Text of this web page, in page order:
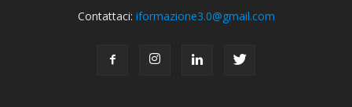
Contattaci: iformazione3.0@gmail.com